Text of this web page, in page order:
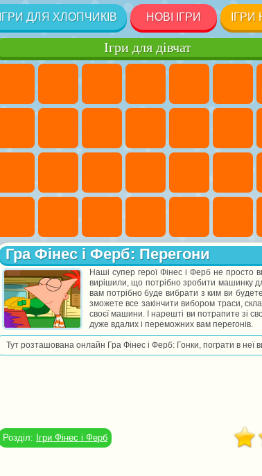
ІГРИ ДЛЯ ХЛОПЧИКІВ НОВІ ІГРИ ІГРИ
Ігри для дівчат
Гра Фінес і Ферб: Перегони
Наші супер герої Фінес і Ферб не просто
вирішили, що потрібно зробити машинку
вам потрібно буде вибрати з ким ви
зможете все закінчити вибором траси,
своєї машини. І нарешті ви потрапите зі
дуже вдалих і переможних вам перегонів.
Тут розташована онлайн Гра Фінес і Ферб: Гонки, пограти в
Розділ: Ігри Фінес і Ферб